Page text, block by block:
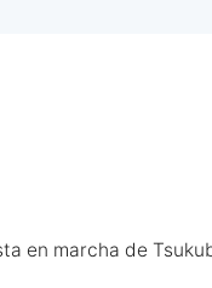
en marcha de